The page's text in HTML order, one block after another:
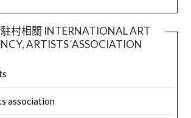
村相關 INTERNATIONAL ART
ARTISTS´ASSOCIATION
association